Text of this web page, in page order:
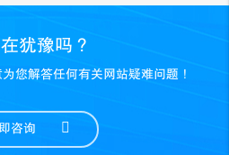
犹豫吗？
您解答任何有关网站疑难问题！
即咨询